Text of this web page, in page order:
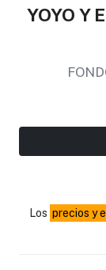
YOYO Y
Los precios y